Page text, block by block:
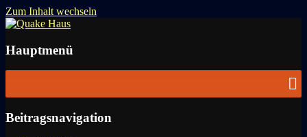
Zum Inhalt wechseln
Quake Haus
Hauptmenü
Beitragsnavigation